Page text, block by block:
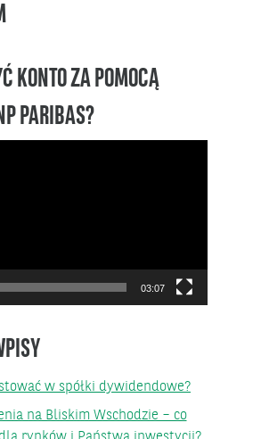
KONTO ZA POMOCĄ
PARIBAS?
03:07
w spółki dywidendowe?
na Bliskim Wschodzie – co